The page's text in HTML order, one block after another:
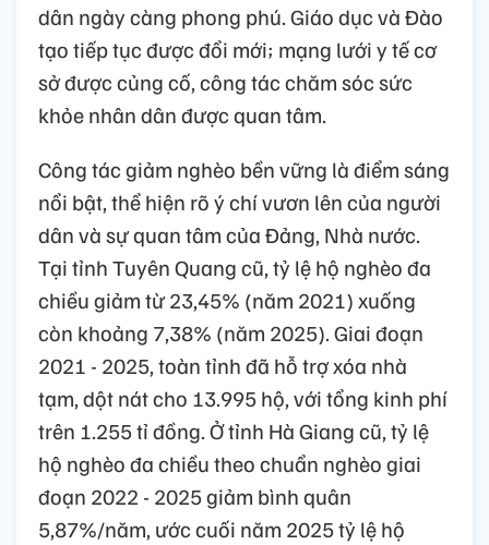
dân ngày càng phong phú. Giáo dục và Đào
tạo tiếp tục được đổi mới; mạng lưới y tế cơ
sở được củng cố, công tác chăm sóc sức
khỏe nhân dân được quan tâm.
Công tác giảm nghèo bền vững là điểm sáng
nổi bật, thể hiện rõ ý chí vươn lên của người
dân và sự quan tâm của Đảng, Nhà nước.
Tại tỉnh Tuyên Quang cũ, tỷ lệ hộ nghèo đa
chiều giảm từ 23,45% (năm 2021) xuống
còn khoảng 7,38% (năm 2025). Giai đoạn
2021 - 2025, toàn tỉnh đã hỗ trợ xóa nhà
tạm, dột nát cho 13.995 hộ, với tổng kinh phí
trên 1.255 tỉ đồng. Ở tỉnh Hà Giang cũ, tỷ lệ
hộ nghèo đa chiều theo chuẩn nghèo giai
đoạn 2022 - 2025 giảm bình quân
5,87%/năm, ước cuối năm 2025 tỷ lệ hộ